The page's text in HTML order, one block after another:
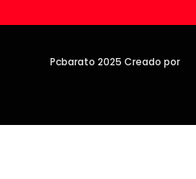
Pcbarato 2025 Creado por